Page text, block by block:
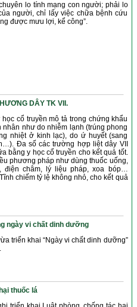
lo tính mạng con người; phải lo
người, chỉ lấy việc chữa bệnh cứu
được mưu lợi, kể công”.
DÂY TK VII.
cổ truyền mô tả trong chứng khẩu
như do nhiễm lạnh (trúng phong
nhiệt ở kinh lạc), do ứ huyết (sang
Đa số các trường hợp liệt dây VII
bằng y học cổ truyền cho kết quả tốt.
phương pháp như dùng thuốc uống,
điện châm, lý liệu pháp, xoa bóp…
chiếm tỷ lệ không nhỏ, cho kết quả
ngày vi chất dinh dưỡng
triển khai “Ngày vi chất dinh dưỡng”
thuốc lá